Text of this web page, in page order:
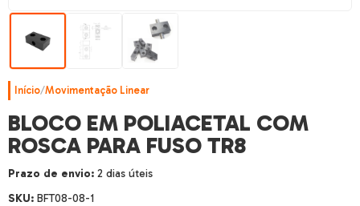
Início/Movimentação Linear
BLOCO EM POLIACETAL COM
ROSCA PARA FUSO TR8
Prazo de envio: 2 dias úteis
SKU: BFT08-08-1